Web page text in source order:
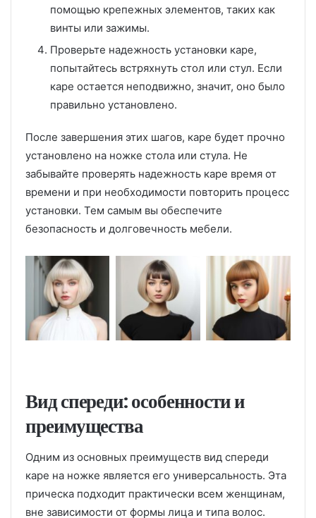
помощью крепежных элементов, таких как
винты или зажимы.
Проверьте надежность установки каре,
попытайтесь встряхнуть стол или стул. Если
каре остается неподвижно, значит, оно было
правильно установлено.
После завершения этих шагов, каре будет прочно
установлено на ножке стола или стула. Не
забывайте проверять надежность каре время от
времени и при необходимости повторить процесс
установки. Тем самым вы обеспечите
безопасность и долговечность мебели.
Вид спереди: особенности и
преимущества
Одним из основных преимуществ вид спереди
каре на ножке является его универсальность. Эта
прическа подходит практически всем женщинам,
вне зависимости от формы лица и типа волос.